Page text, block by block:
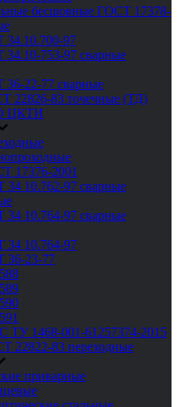
бесшовные ГОСТ 17378-
97
753-97 сварные
22-77 сварные
22826-83 точечные (ТД)
ЦКТИ
17376-2001
10.762-97 сварные
10.764-97 сварные
10.764-97
36-23-77
1468-001-61257374-2015
22822-83 переходные
приварные